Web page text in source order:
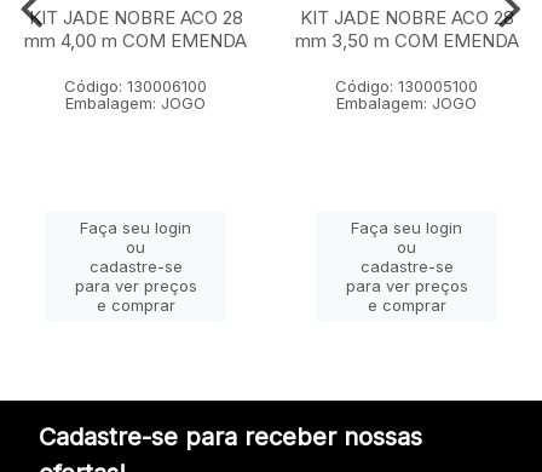
KIT JADE NOBRE ACO 28
mm 4,00 m COM EMENDA
Código: 130006100
Embalagem: JOGO
Faça seu login
ou
cadastre-se
para ver preços
e comprar
KIT JADE NOBRE ACO 28
mm 3,50 m COM EMENDA
Código: 130005100
Embalagem: JOGO
Faça seu login
ou
cadastre-se
para ver preços
e comprar
Cadastre-se para receber nossas